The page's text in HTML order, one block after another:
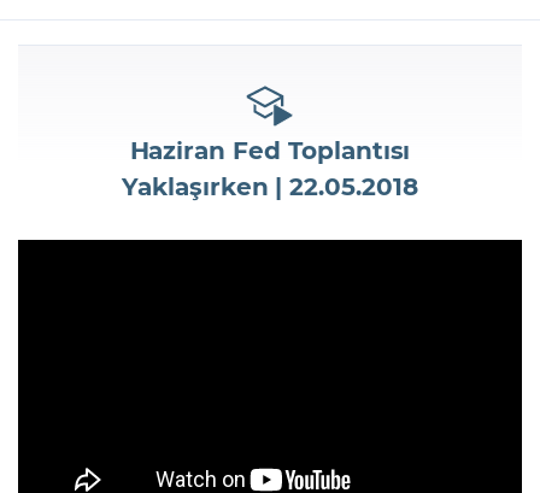
Şifreniz
Şifremi Unuttum
Haziran Fed Toplantısı
Yaklaşırken | 22.05.2018